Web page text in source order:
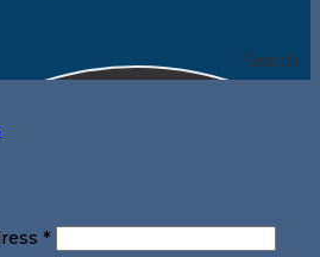
Search
*